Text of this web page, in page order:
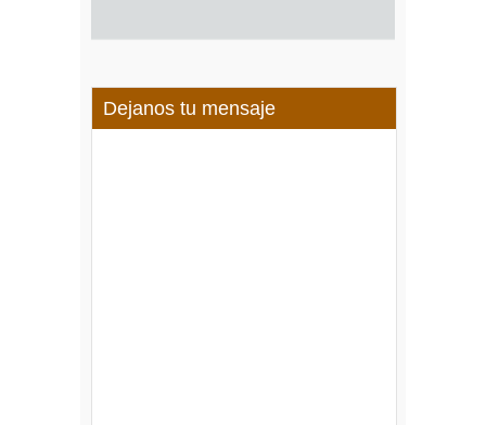
Dejanos tu mensaje